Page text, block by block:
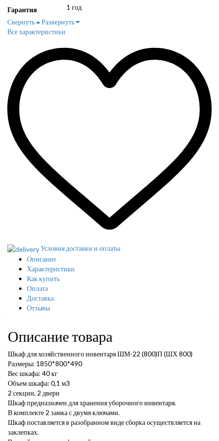
Гарантия
1 год
Свернуть
Развернуть
Все характеристики
Условия доставки и оплаты
Описание
Характеристики
Как купить
Оплата
Доставка
Отзывы
Описание товара
Шкаф для хозяйственного инвентаря ШМ-22 (800)П (ШХ 800)
Размеры: 1850*800*490
Вес шкафа: 40 кг
Объем шкафа: 0,1 м3
2 секции, 2 двери
Шкаф предназначен для хранения уборочного инвентаря.
В комплекте 2 замка с двумя ключами.
Шкаф поставляется в разобранном виде сборка осуществляется на
заклепках.